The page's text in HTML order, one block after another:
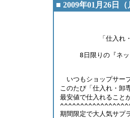
■ 2009年01月26日
「仕入れ・卸専
8日限りの『ネッ
いつもショップサー
このたび「仕入れ・
最安値で仕入れるこ
期間限定で大人気サプ